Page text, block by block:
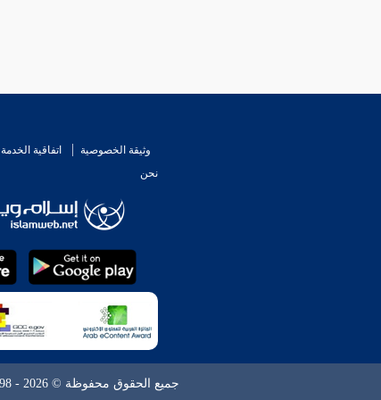
وثيقة الخصوصية اتفاقية الخدمة
نحن
جميع الحقوق محفوظة © 2026 - 1998 لشبكة إسلام ويب